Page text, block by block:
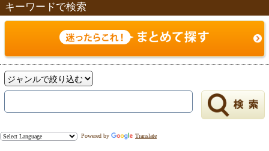
キーワードで検索
Powered by Translate